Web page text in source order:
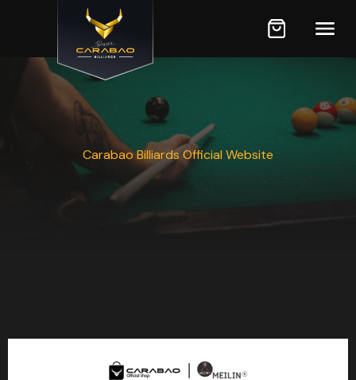
Carabao Billiards Official Website